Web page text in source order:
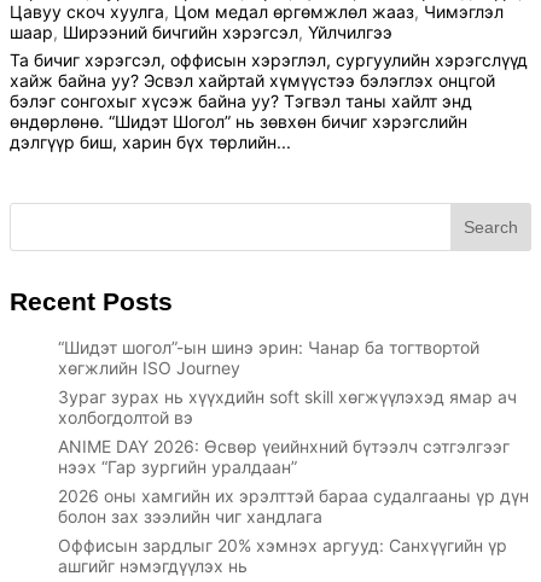
Цавуу скоч хуулга, Цом медал өргөмжлөл жааз, Чимэглэл
шаар, Ширээний бичгийн хэрэгсэл, Үйлчилгээ
Та бичиг хэрэгсэл, оффисын хэрэглэл, сургуулийн хэрэгслүүд
хайж байна уу? Эсвэл хайртай хүмүүстээ бэлэглэх онцгой
бэлэг сонгохыг хүсэж байна уу? Тэгвэл таны хайлт энд
өндөрлөнө. “Шидэт Шогол” нь зөвхөн бичиг хэрэгслийн
дэлгүүр биш, харин бүх төрлийн...
Search
Recent Posts
“Шидэт шогол”-ын шинэ эрин: Чанар ба тогтвортой
хөгжлийн ISO Journey
Зураг зурах нь хүүхдийн soft skill хөгжүүлэхэд ямар ач
холбогдолтой вэ
ANIME DAY 2026: Өсвөр үеийнхний бүтээлч сэтгэлгээг
нээх “Гар зургийн уралдаан”
2026 оны хамгийн их эрэлттэй бараа судалгааны үр дүн
болон зах зээлийн чиг хандлага
Оффисын зардлыг 20% хэмнэх аргууд: Санхүүгийн үр
ашгийг нэмэгдүүлэх нь